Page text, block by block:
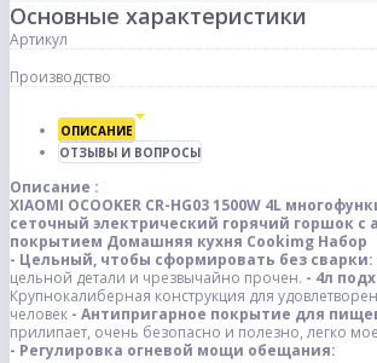
Основные характеристики
Артикул
Производство
ОПИСАНИЕ
ОТЗЫВЫ И ВОПРОСЫ
Описание :
XIAOMI OCOOKER CR-HG03 1500W 4L
сеточный электрический горячий горшок с
покрытием Домашняя кухня Cookimg Набор
- Цельный, чтобы сформировать без сварки:
цельной детали и чрезвычайно прочен. - 4л
Крупнокалиберная конструкция для
человек - Антипригарное покрытие для
прилипает, очень безопасно и полезно, легко
- Регулировка огневой мощи обещания: